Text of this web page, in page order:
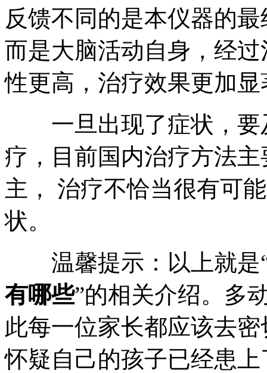
反馈不同的是本仪器的
而是大脑活动自身，经
性更高，治疗效果更加显
一旦出现了症状，要
疗，目前国内治疗方法
主， 治疗不恰当很有可
状。
温馨提示：以上就是
有哪些”的相关介绍。多
此每一位家长都应该去
怀疑自己的孩子已经患